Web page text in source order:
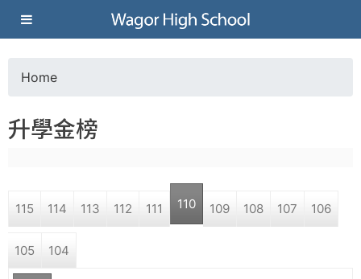
Jump to navigation
葳
格
高
學
o
a
r
Home
升學金榜
115 114 113 112 111 110 109 108 107 106
105 104